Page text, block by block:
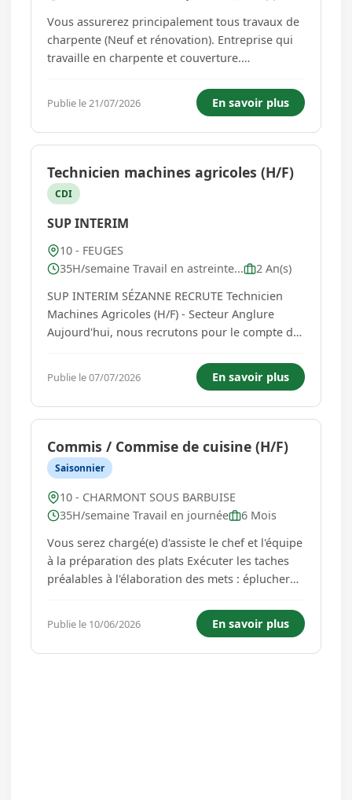
Vous assurerez principalement tous travaux de
charpente (Neuf et rénovation). Entreprise qui
travaille en charpente et couverture.
Publie le 21/07/2026 En savoir plus
Technicien machines agricoles (H/F)
CDI
SUP INTERIM
10 - FEUGES
35H/semaine Travail en astreinte...
2 An(s)
SUP INTERIM SÉZANNE RECRUTE Technicien
Machines Agricoles (H/F) - Secteur Anglure
Aujourd'hui, nous recrutons pour le compte de
domaine du machinisme agricole. Vos missions
Au sein de l'atelier et rattaché(e) au chef
d'atelier, vous intervenez sur l'...
Publie le 07/07/2026 En savoir plus
Commis / Commise de cuisine (H/F)
Saisonnier
10 - CHARMONT SOUS BARBUISE
35H/semaine Travail en journée
6 Mois
Vous serez chargé(e) d'assiste le chef et l'équipe
à la préparation des plats Exécuter les taches
préalables à l'élaboration des mets : éplucher
désossage...), évaluer la quantité de produit de
base, approvisionner des denrées en chambre
fr...
Publie le 10/06/2026 En savoir plus